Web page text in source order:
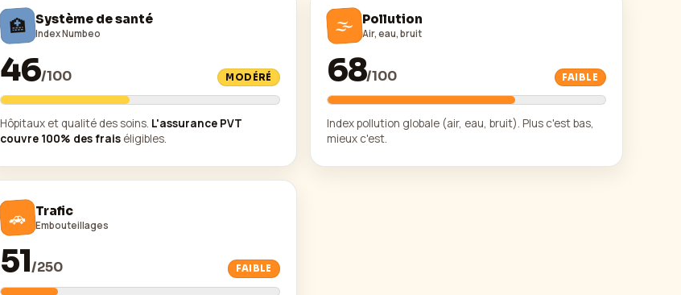
🏥 Système de santé
Index Numbeo
46/100 MODÉRÉ
Hôpitaux et qualité des soins. L'assurance PVT
couvre 100% des frais éligibles.
🌫️ Pollution
Air, eau, bruit
68/100 FAIBLE
Index pollution globale (air, eau, bruit). Plus c'est bas,
mieux c'est.
🚗 Trafic
Embouteillages
51/250 FAIBLE